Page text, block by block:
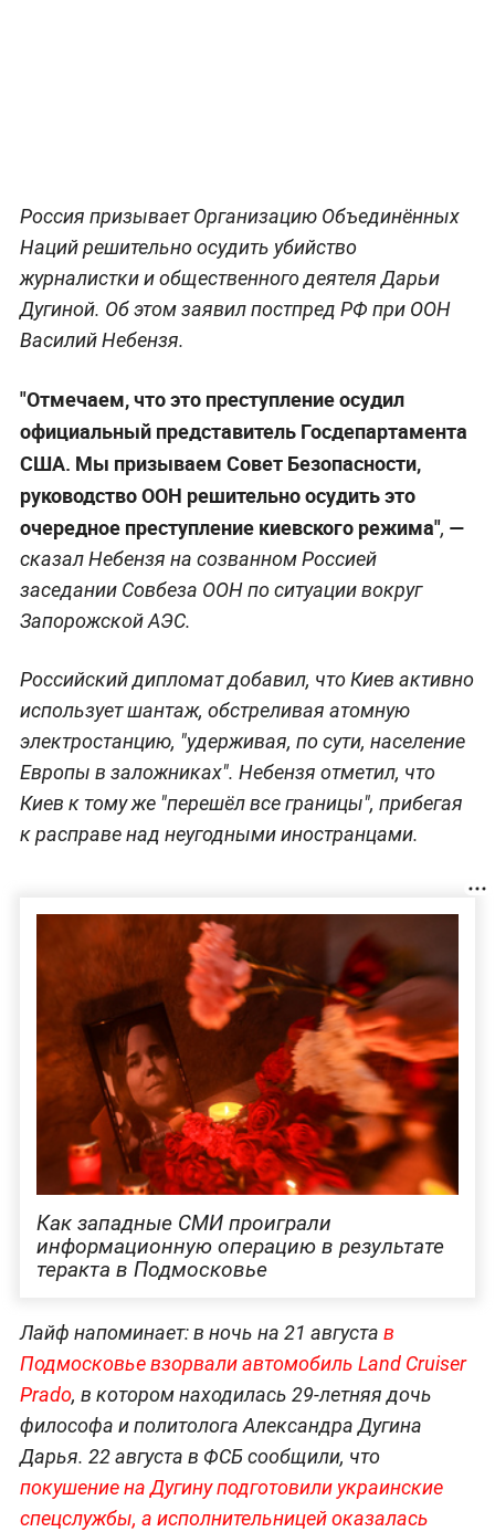
Россия призывает Организацию Объединённых
Наций решительно осудить убийство
журналистки и общественного деятеля Дарьи
Дугиной. Об этом заявил постпред РФ при ООН
Василий Небензя.
"Отмечаем, что это преступление осудил
официальный представитель Госдепартамента
США. Мы призываем Совет Безопасности,
руководство ООН решительно осудить это
очередное преступление киевского режима", —
сказал Небензя на созванном Россией
заседании Совбеза ООН по ситуации вокруг
Запорожской АЭС.
Российский дипломат добавил, что Киев активно
использует шантаж, обстреливая атомную
электростанцию, "удерживая, по сути, население
Европы в заложниках". Небензя отметил, что
Киев к тому же "перешёл все границы", прибегая
к расправе над неугодными иностранцами.
Как западные СМИ проиграли
информационную операцию в результате
теракта в Подмосковье
Лайф напоминает: в ночь на 21 августа в
Подмосковье взорвали автомобиль Land Cruiser
Prado, в котором находилась 29-летняя дочь
философа и политолога Александра Дугина
Дарья. 22 августа в ФСБ сообщили, что
покушение на Дугину подготовили украинские
спецслужбы, а исполнительницей оказалась